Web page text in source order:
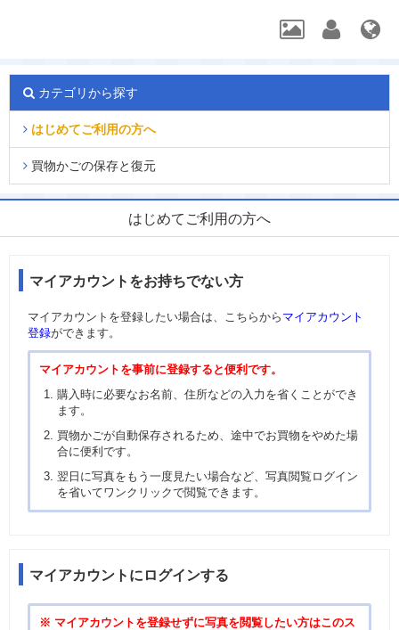
カテゴリから探す
はじめてご利用の方へ
買物かごの保存と復元
はじめてご利用の方へ
マイアカウントをお持ちでない方
マイアカウントを登録したい場合は、こちらから マイアカウント
登録ができます。
マイアカウントを事前に登録すると便利です。
購入時に必要なお名前、住所などの入力を省くことができ
ます。
買物かごが自動保存されるため、途中でお買物をやめた場
合に便利です。
翌日に写真をもう一度見たい場合など、写真閲覧ログイン
を省いてワンクリックで閲覧できます。
マイアカウントにログインする
※ マイアカウントを登録せずに写真を閲覧したい方はこのス